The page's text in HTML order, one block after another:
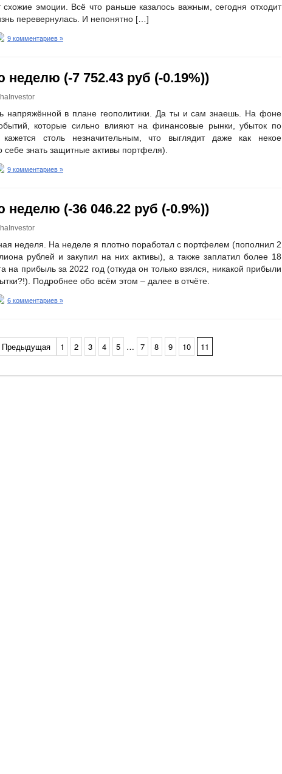
эмоции. Всё что раньше казалось важным, сегодня отходит
перевернулась. И непонятно […]
9 комментариев »
неделю (-7 752.43 руб (-0.19%))
напряжённой в плане геополитики. Да ты и сам знаешь. На фоне
которые сильно влияют на финансовые рынки, убыток по
столь незначительным, что выглядит даже как некое
себе знать защитные активы портфеля).
9 комментариев »
неделю (-36 046.22 руб (-0.9%))
неделя. На неделе я плотно поработал с портфелем (пополнил 2
рублей и закупил на них активы), а также заплатил более 18
на прибыль за 2022 год (откуда он только взялся, никакой прибыли
Подробнее обо всём этом – далее в отчёте.
6 комментариев »
Предыдущая 1 2 3 4 5 … 7 8 9 10 11